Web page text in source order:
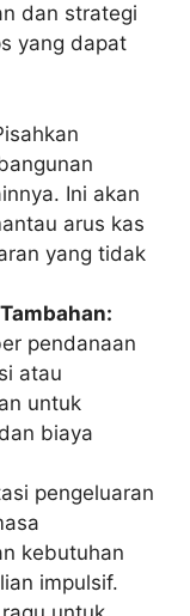
dan strategi
yang dapat
Ini akan
arus kas
yang tidak
pendanaan
atau
untuk
biaya
pengeluaran
kebutuhan
impulsif.